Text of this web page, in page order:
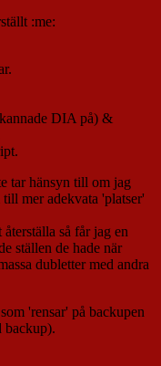
:me:
DIA på) &
tar hänsyn till om jag
mer adekvata 'platser'
så får jag en
ställen de hade när
dubletter med andra
'rensar' på backupen
backup).